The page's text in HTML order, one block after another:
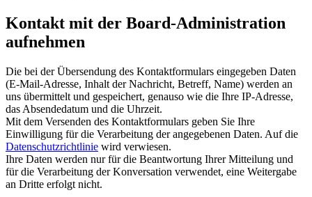
Kontakt mit der Board-Administration
aufnehmen
Die bei der Übersendung des Kontaktformulars eingegeben Daten
(E-Mail-Adresse, Inhalt der Nachricht, Betreff, Name) werden an
uns übermittelt und gespeichert, genauso wie die Ihre IP-Adresse,
das Absendedatum und die Uhrzeit.
Mit dem Versenden des Kontaktformulars geben Sie Ihre
Einwilligung für die Verarbeitung der angegebenen Daten. Auf die
Datenschutzrichtlinie wird verwiesen.
Ihre Daten werden nur für die Beantwortung Ihrer Mitteilung und
für die Verarbeitung der Konversation verwendet, eine Weitergabe
an Dritte erfolgt nicht.